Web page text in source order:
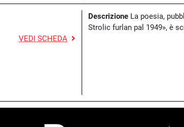
VEDI SCHEDA
Descrizione La poesia,
Strolic furlan pal 1949», è